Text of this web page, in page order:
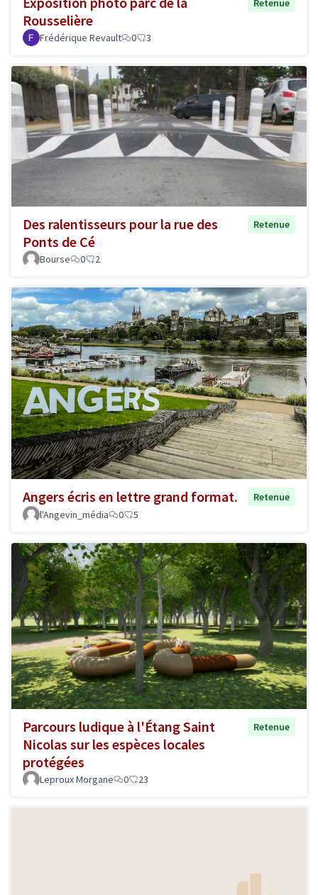
Rousselière
Retenue
Frédérique Revault 0 3
Des ralentisseurs pour la rue des
Ponts de Cé
Retenue
Bourse 0 2
Angers écris en lettre grand format.
Retenue
l'Angevin_média
0 5
Parcours ludique à l'Étang Saint
Nicolas sur les espèces locales
protégées
Retenue
Leproux Morgane 0 23